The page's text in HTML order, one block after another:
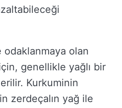
odaklanmaya olan
genellikle yağlı bir
Kurkuminin
zerdeçalın yağ ile